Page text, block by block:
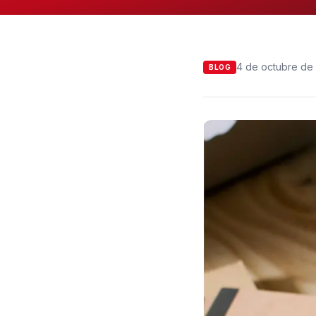
BLOG 4 de octubre de